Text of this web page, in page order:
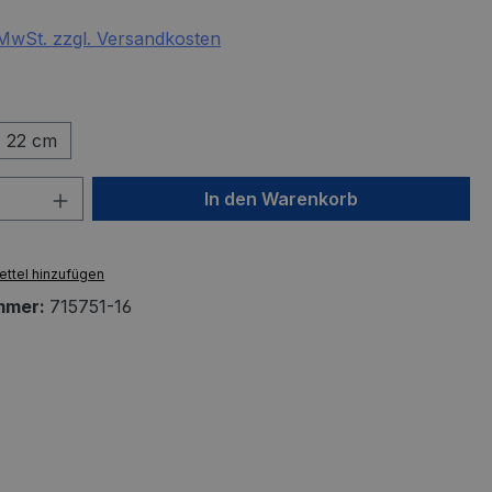
zzgl. Versandkosten
22 cm
Anzahl: Gib den gewünschten Wert
In den Warenkorb
hinzufügen
715751-16